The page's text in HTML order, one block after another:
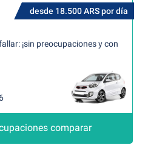
desde 18.500 ARS por día
¡sin preocupaciones y con
comparar